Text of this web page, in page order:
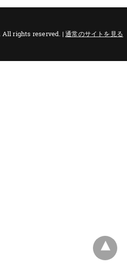
All rights reserved. |通常のサイトを見る